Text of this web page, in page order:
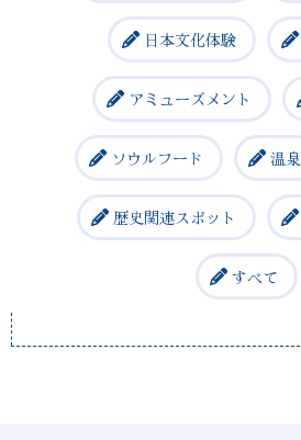
日本文化体験
アミューズメント
ソウルフード 温泉
歴史関連スポット
すべて